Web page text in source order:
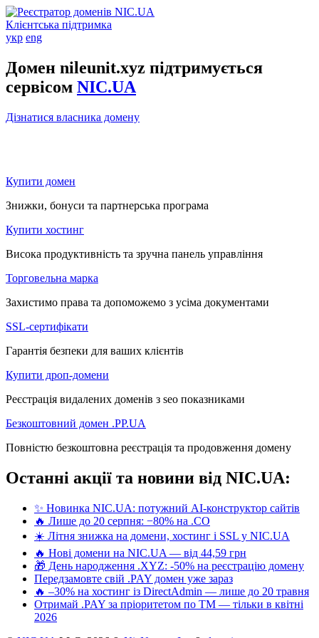
Клієнтська підтримка
укр eng
Домен nileunit.xyz підтримується
сервісом NIC.UA
Дізнатися власника домену
Купити домен
Знижки, бонуси та партнерська програма
Купити хостинг
Висока продуктивність та зручна панель управління
Торговельна марка
Захистимо права та допоможемо з усіма документами
SSL-сертифікати
Гарантія безпеки для ваших клієнтів
Купити дроп-домени
Реєстрація видалених доменів з seo показниками
Безкоштовний домен .PP.UA
Повністю безкоштовна реєстрація та продовження домену
Останні акції та новини від NIC.UA:
✨ Новинка NIC.UA: потужний AI-конструктор сайтів
🔥 Лише до 20 серпня: −80% на .CO
☀️ Літня знижка на домени, хостинг і SSL у NIC.UA
🔥 Нові домени на NIC.UA — від 44,59 грн
🎁 День народження .XYZ: -50% на реєстрацію домену
Передзамовте свій .PAY домен уже зараз
🔥 –30% на хостинг із DirectAdmin — лише до 20 травня
Отримай .PAY за пріоритетом по ТМ — тільки в квітні
2026